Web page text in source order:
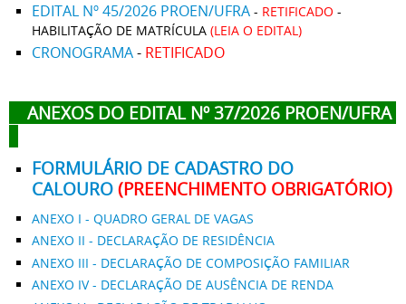
EDITAL Nº 45/2026 PROEN/UFRA - RETIFICADO -
HABILITAÇÃO DE MATRÍCULA (LEIA O EDITAL)
CRONOGRAMA- RETIFICADO
ANEXOS DO EDITAL Nº 37/2026 PROEN/UFRA
FORMULÁRIO DE CADASTRO DO
CALOURO (PREENCHIMENTO OBRIGATÓRIO)
ANEXO I - QUADRO GERAL DE VAGAS
ANEXO II - DECLARAÇÃO DE RESIDÊNCIA
ANEXO III - DECLARAÇÃO DE COMPOSIÇÃO FAMILIAR
ANEXO IV - DECLARAÇÃO DE AUSÊNCIA DE RENDA